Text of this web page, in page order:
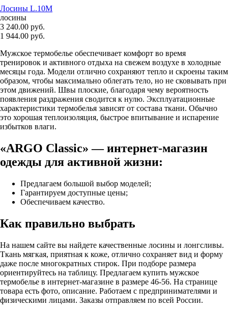
Лосины L.10M
лосины
3 240.00 руб.
1 944.00 руб.
Мужское термобелье обеспечивает комфорт во время
тренировок и активного отдыха на свежем воздухе в холодные
месяцы года. Модели отлично сохраняют тепло и скроены таким
образом, чтобы максимально облегать тело, но не сковывать при
этом движений. Швы плоские, благодаря чему вероятность
появления раздражения сводится к нулю. Эксплуатационные
характеристики термобелья зависят от состава ткани. Обычно
это хорошая теплоизоляция, быстрое впитывание и испарение
избытков влаги.
«ARGO Classic» — интернет-магазин
одежды для активной жизни:
Предлагаем большой выбор моделей;
Гарантируем доступные цены;
Обеспечиваем качество.
Как правильно выбрать
На нашем сайте вы найдете качественные лосины и лонгсливы.
Ткань мягкая, приятная к коже, отлично сохраняет вид и форму
даже после многократных стирок. При подборе размера
ориентируйтесь на таблицу. Предлагаем купить мужское
термобелье в интернет-магазине в размере 46-56. На странице
товара есть фото, описание. Работаем с предпринимателями и
физическими лицами. Заказы отправляем по всей России.